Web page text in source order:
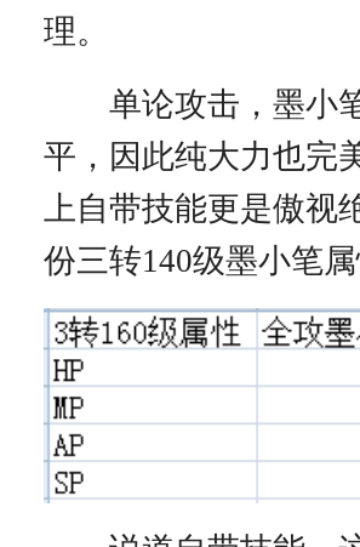
理。
单论攻击，墨小笔
平，因此纯大力也完
上自带技能更是傲视
份三转140级墨小笔